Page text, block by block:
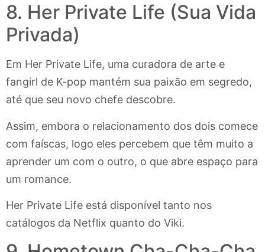
8. Her Private Life (Sua Vida
Privada)
Em Her Private Life, uma curadora de arte e
fangirl de K-pop mantém sua paixão em segredo,
até que seu novo chefe descobre.
Assim, embora o relacionamento dos dois comece
com faíscas, logo eles percebem que têm muito a
aprender um com o outro, o que abre espaço para
um romance.
Her Private Life está disponível tanto nos
catálogos da Netflix quanto do Viki.